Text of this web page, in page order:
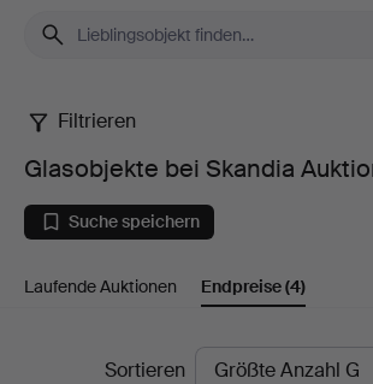
Glasobjekte
bei
Skandia
Auktion
Filtrieren
Glasobjekte bei Skandia
Suche speichern
Laufende Auktionen Endpreise(4)
EndpreiseSortieren